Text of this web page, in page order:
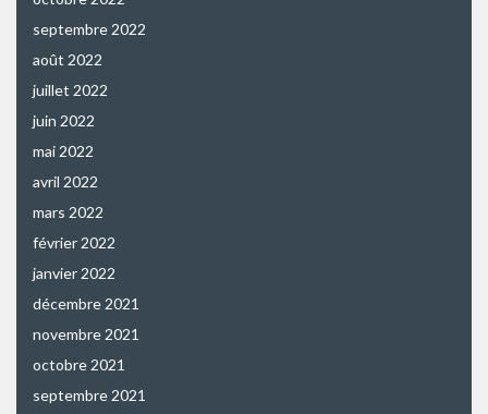
septembre 2022
août 2022
juillet 2022
juin 2022
mai 2022
avril 2022
mars 2022
février 2022
janvier 2022
décembre 2021
novembre 2021
octobre 2021
septembre 2021